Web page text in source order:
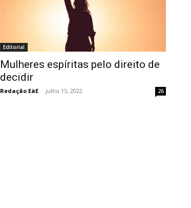
Editorial
Mulheres espíritas pelo direito de
decidir
Redação EàE - julho 15, 2022 26